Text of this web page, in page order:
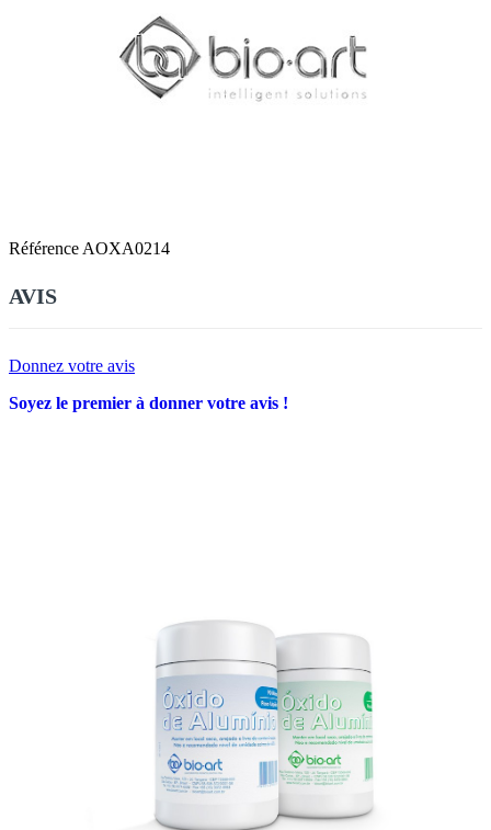
Référence AOXA0214
AVIS
Donnez votre avis
Soyez le premier à donner votre avis !